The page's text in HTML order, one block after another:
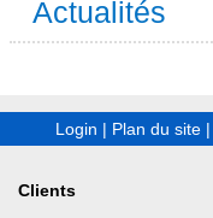
Actualités
Login | Plan du site|
Clients